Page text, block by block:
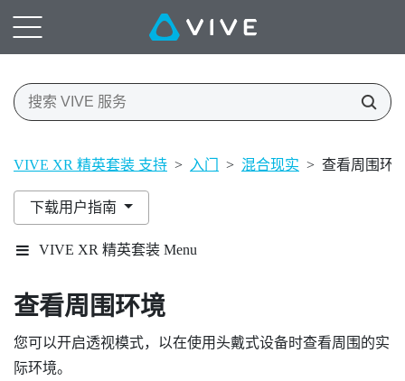
VIVE XR 精英套装 支持 > 入门 > 混合现实 > 查看周围环
下载用户指南
VIVE XR 精英套装 Menu
查看周围环境
您可以开启透视模式，以在使用头戴式设备时查看周围的实
际环境。